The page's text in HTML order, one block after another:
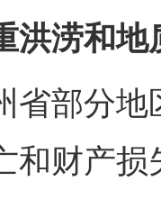
洪涝和
部分地
和财产